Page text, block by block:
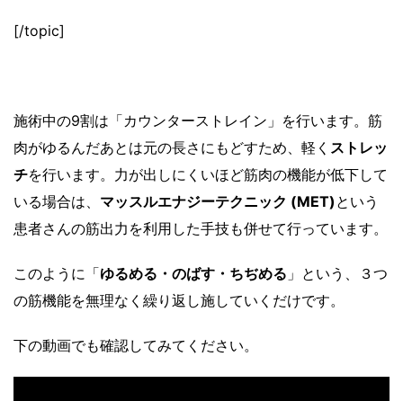
[/topic]
施術中の9割は「カウンターストレイン」を行います。筋
肉がゆるんだあとは元の長さにもどすため、軽く ストレッ
チを行います。力が出しにくいほど筋肉の機能が低下して
いる場合は、 マッスルエナジーテクニック (MET) という
患者さんの筋出力を利用した手技も併せて行っています。
このように「ゆるめる・のばす・ちぢめる 」という、３つ
の筋機能を無理なく繰り返し施していくだけです。
下の動画でも確認してみてください。